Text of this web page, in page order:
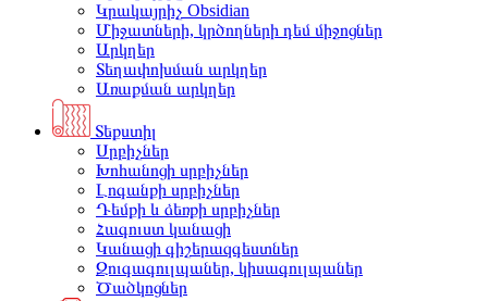
Կրակայրիչ Obsidian
Միջատների, կրծողների դեմ միջոցներ
Արկղեր
Տեղափոխման արկղեր
Առաքման արկղեր
Տեքստիլ
Սրբիչներ
Խոհանոցի սրբիչներ
Լոգանքի սրբիչներ
Դեմքի և ձեռքի սրբիչներ
Հագուստ կանացի
Կանացի գիշերազգեստներ
Զուգագուլպաներ, կիսագուլպաներ
Ծածկոցներ